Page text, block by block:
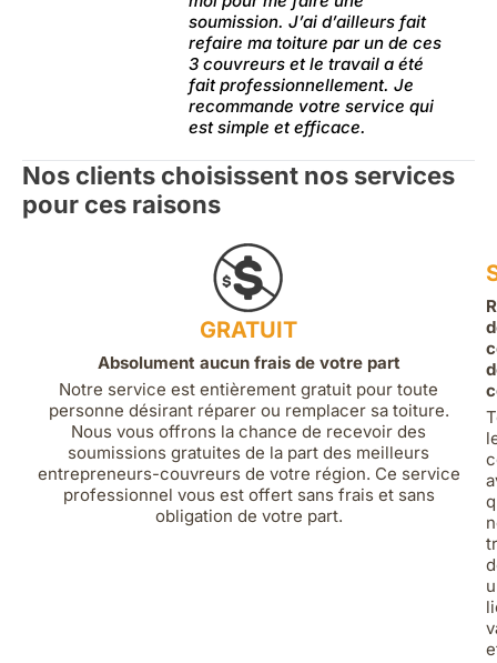
soumission. J’ai d’ailleurs fait
refaire ma toiture par un de ces
3 couvreurs et le travail a été
fait professionnellement. Je
recommande votre service qui
est simple et efficace.
Nos clients choisissent nos services
pour ces raisons
GRATUIT
Absolument aucun frais de votre part
Notre service est entièrement gratuit pour toute
personne désirant réparer ou remplacer sa toiture.
Nous vous offrons la chance de recevoir des
soumissions gratuites de la part des meilleurs
entrepreneurs-couvreurs de votre région. Ce service
professionnel vous est offert sans frais et sans
obligation de votre part.